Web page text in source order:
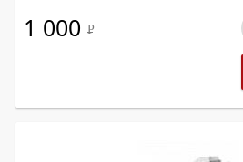
1 000 Р